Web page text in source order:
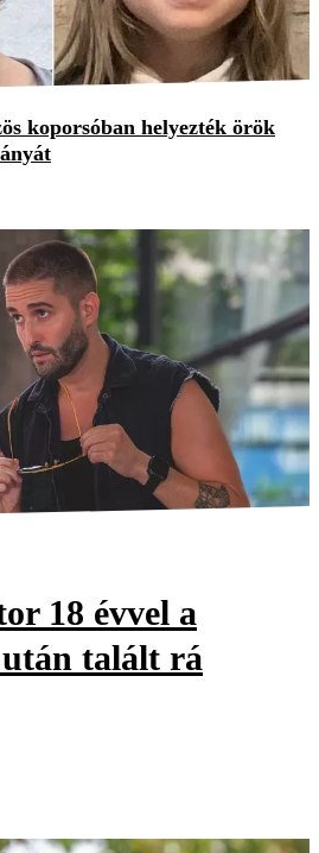
koporsóban helyezték örök
18 évvel a
talált rá